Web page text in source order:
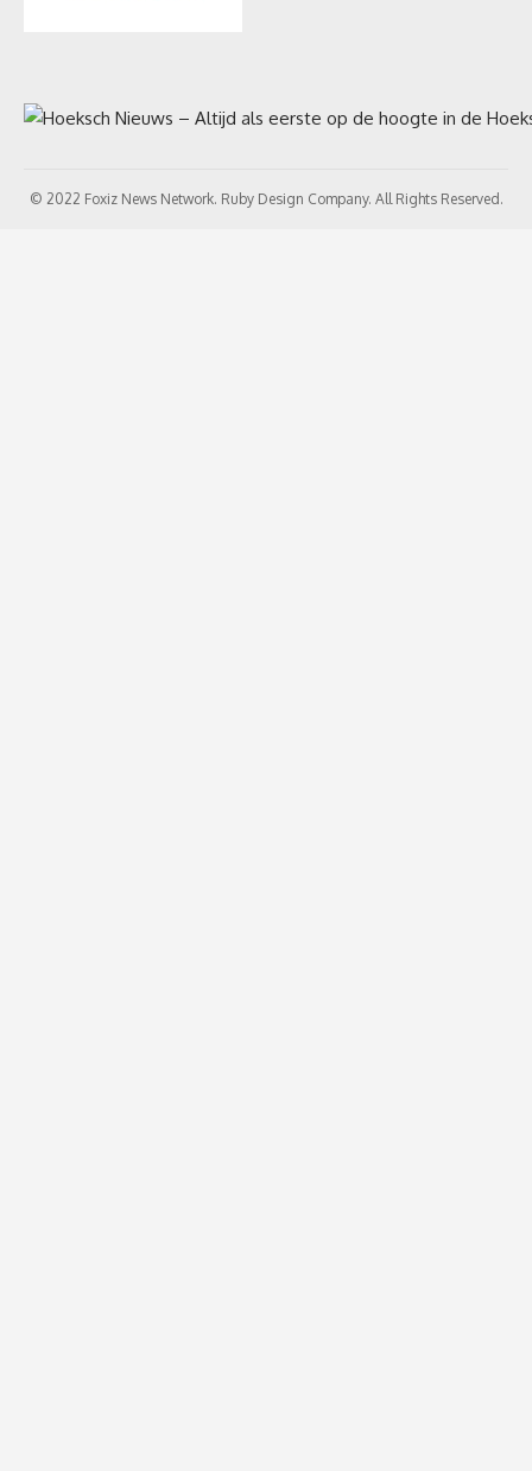
© 2022 Foxiz News Network. Ruby Design Company. All Rights Reserved.